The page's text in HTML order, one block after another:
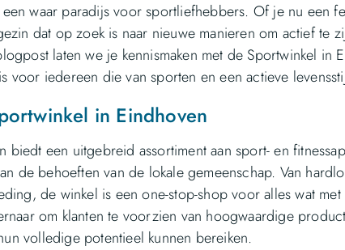
waar paradijs voor sportliefhebbers. Of je nu een
dat op zoek is naar nieuwe manieren om actief te
laten we je kennismaken met de Sportwinkel in
voor iedereen die van sporten en een actieve
in Eindhoven
biedt een uitgebreid assortiment aan sport- en
de behoeften van de lokale gemeenschap. Van
de winkel is een one-stop-shop voor alles wat
om klanten te voorzien van hoogwaardige
volledige potentieel kunnen bereiken.